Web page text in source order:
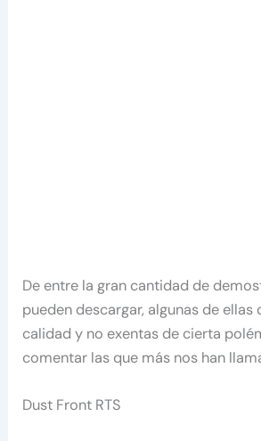
De entre la gran cantidad de
pueden descargar, algunas de ellas
calidad y no exentas de cierta
comentar las que más nos han
Dust Front RTS